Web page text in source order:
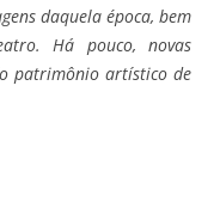
daquela época, bem
Há pouco, novas
patrimônio artístico de